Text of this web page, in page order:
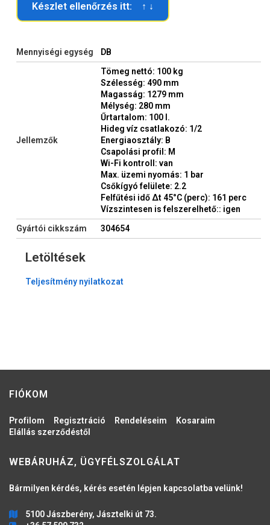
Készlet ellenőrzés itt: ↑ ↓
Mennyiségi egység DB
Jellemzők
Tömeg nettó: 100 kg
Szélesség: 490 mm
Magasság: 1279 mm
Mélység: 280 mm
Űrtartalom: 100 l.
Hideg víz csatlakozó: 1/2
Energiaosztály: B
Csapolási profil: M
Wi-Fi kontroll: van
Max. üzemi nyomás: 1 bar
Csőkígyó felülete: 2.2
Felfűtési idő Δt 45°C (perc): 161 perc
Vízszintesen is felszerelhető:: igen
Gyártói cikkszám
304654
Letöltések
Teljesítmény nyilatkozat
FIÓKOM
Profilom Regisztráció Rendeléseim
Kosaraim
Elállás szerződéstől
WEBÁRUHÁZ, ÜGYFÉLSZOLGÁLAT
Bármilyen kérdés, kérés esetén lépjen kapcsolatba velünk!
5100 Jászberény, Jásztelki út 73.